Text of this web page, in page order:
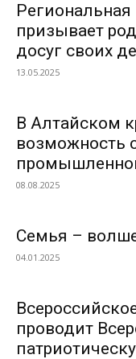
призывает
досуг своих
13.05.2025
В Алтайском
возможность
08.08.2025
Семья –
04.01.2025
проводит